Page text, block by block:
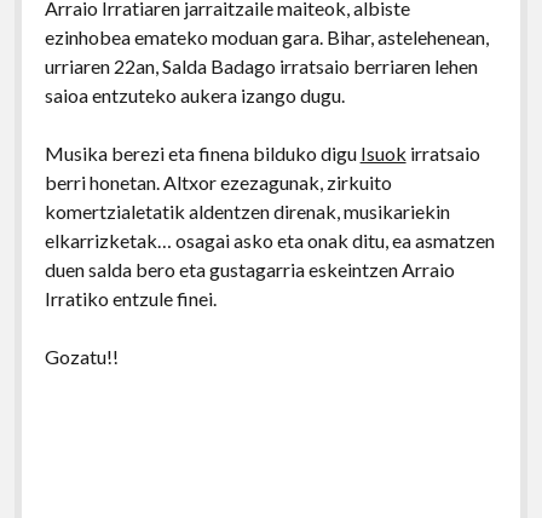
Arraio Irratiaren jarraitzaile maiteok, albiste
ezinhobea emateko moduan gara. Bihar, astelehenean,
urriaren 22an, Salda Badago irratsaio berriaren lehen
saioa entzuteko aukera izango dugu.
Musika berezi eta finena bilduko digu Isuok irratsaio
berri honetan. Altxor ezezagunak, zirkuito
komertzialetatik aldentzen direnak, musikariekin
elkarrizketak… osagai asko eta onak ditu, ea asmatzen
duen salda bero eta gustagarria eskeintzen Arraio
Irratiko entzule finei.
Gozatu!!